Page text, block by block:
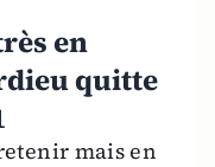
en
quitte
mais en